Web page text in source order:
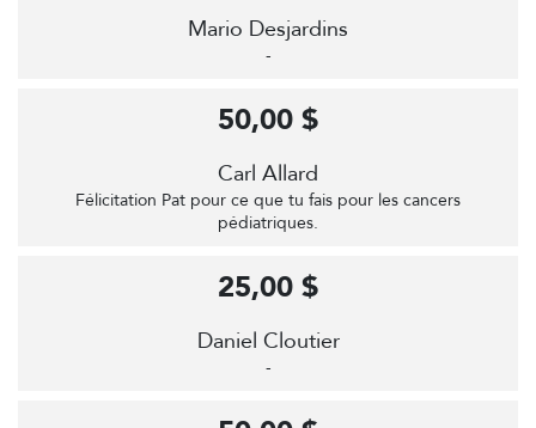
Mario Desjardins
-
Carl Allard
Félicitation Pat pour ce que tu fais pour les cancers
pédiatriques.
50,00 $
Daniel Cloutier
-
25,00 $